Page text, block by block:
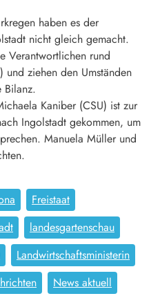
haben es der
nicht gleich gemacht.
Verantwortlichen rund
und ziehen den Umständen
Bilanz.
Kaniber (CSU) ist zur
Ingolstadt gekommen, um
Manuela Müller und
Freistaat
landesgartenschau
Landwirtschaftsministerin
News aktuell